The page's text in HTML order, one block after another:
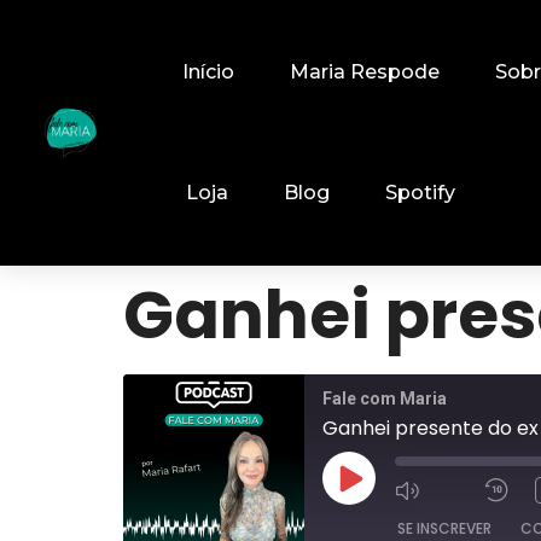
Início Maria Respode
Loja Blog Spotify
Ganhei
Fale com Maria
Ganhei presente do ex
SE INSCREVER